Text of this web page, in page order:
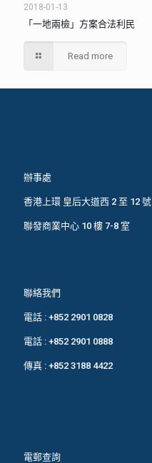
2018-01-13
「一地兩檢」方案合法利民
Read more
辦事處
香港上環 皇后大道西 2 至 12 號
聯發商業中心 10 樓 7-8 室
聯絡我們
電話 : +852 2901 0828
電話 : +852 2901 0888
傳真 : +852 3188 4422
電郵查詢